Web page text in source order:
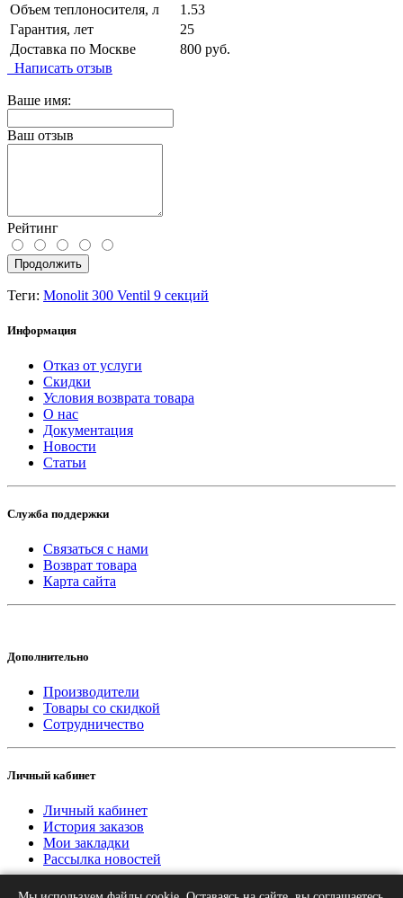
Объем теплоносителя, л
1.53
Гарантия, лет
25
Доставка по Москве
800 руб.
Написать отзыв
Ваше имя:
Ваш отзыв
Рейтинг
Продолжить
Теги: Monolit 300 Ventil 9 секций
Информация
Отказ от услуги
Скидки
Условия возврата товара
О нас
Документация
Новости
Статьи
Служба поддержки
Связаться с нами
Возврат товара
Карта сайта
Дополнительно
Производители
Товары со скидкой
Сотрудничество
Личный кабинет
Личный кабинет
История заказов
Мои закладки
Рассылка новостей